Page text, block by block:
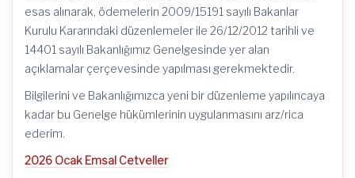
esas alınarak, ödemelerin 2009/15191 sayılı Bakanlar
Kurulu Kararındaki düzenlemeler ile 26/12/2012 tarihli ve
14401 sayılı Bakanlığımız Genelgesinde yer alan
açıklamalar çerçevesinde yapılması gerekmektedir.
Bilgilerini ve Bakanlığımızca yeni bir düzenleme yapılıncaya
kadar bu Genelge hükümlerinin uygulanmasını arz/rica
ederim.
2026 Ocak Emsal Cetveller